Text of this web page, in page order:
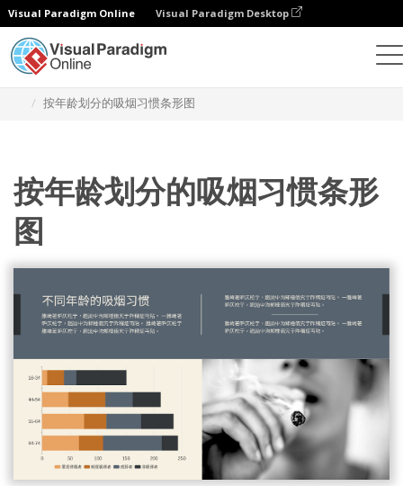
Visual Paradigm Online Visual Paradigm Desktop
按年龄划分的吸烟习惯条形图
按年龄划分的吸烟习惯条形
图